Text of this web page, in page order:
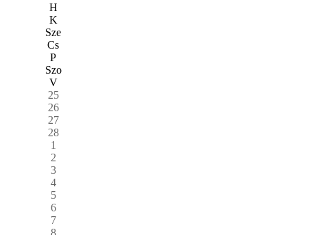
H
K
Sze
Cs
P
Szo
V
25
26
27
28
1
2
3
4
5
6
7
8